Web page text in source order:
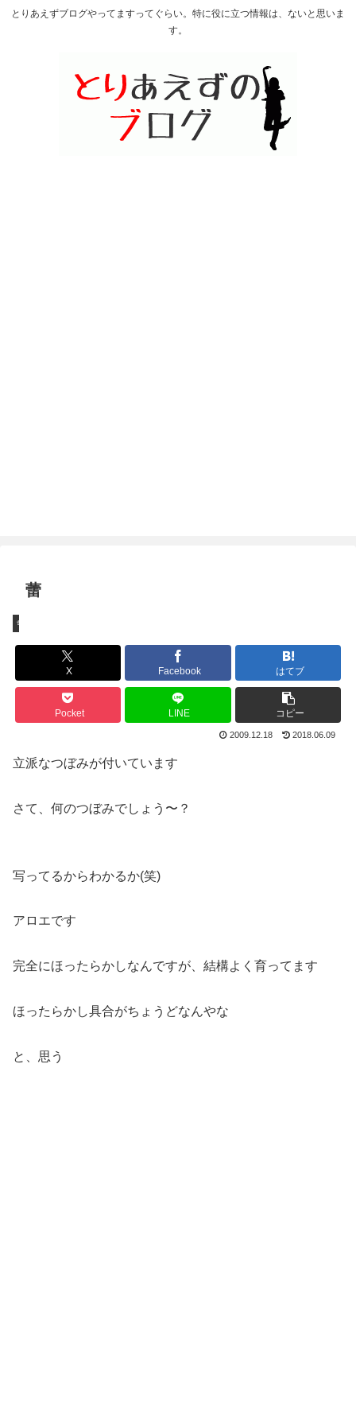
とりあえずブログやってますってぐらい。特に役に立つ情報は、ないと思いま
す。
蕾
ちょっとしたこと
X Facebook はてブ
Pocket LINE コピー
2009.12.18 2018.06.09
立派なつぼみが付いています
さて、何のつぼみでしょう〜？
写ってるからわかるか(笑)
アロエです
完全にほったらかしなんですが、結構よく育ってます
ほったらかし具合がちょうどなんやな
と、思う